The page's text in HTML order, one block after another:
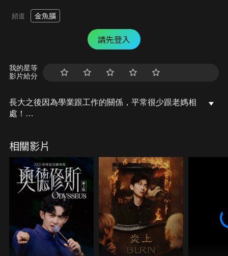
頻道 金魚腦
請先登入
我的星等
影片給分
長大之後因為學業跟工作的關係，平常很少跟老媽相
處！
到底會變成什麼樣子呢ＸＤ？？
相關影片